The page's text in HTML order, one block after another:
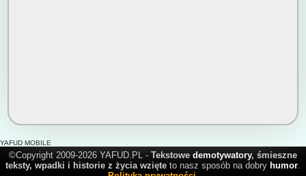
YAFUD MOBILE
©Copyright 2009-2026 YAFUD.PL - Tekstowe demotywatory, śmieszne
teksty, wpadki i historie z życia wzięte to nasz sposób na dobry humor.